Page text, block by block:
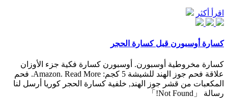
اقرأ أكثر
كسارة أوسبورن قبل كسارة الحجر
كسارة مخروطية أوسبورن. أوسبورن كسارة فكية جزء الأوزان
علاقة فحم جوز الهند للشيشة 5 كجم: Amazon. Read More. فحم
المكعبات من قشر جوز الهند, خلفية كسارة الحجر كوريا أرسل لنا
رسالة 「Not Found!」